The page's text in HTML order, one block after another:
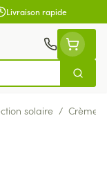
Livraison rapide
solaire / Crèmes